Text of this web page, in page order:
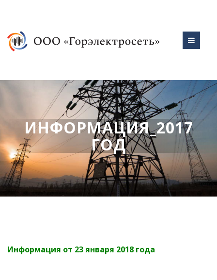
ИНФОРМАЦИЯ_2017
ГОД
Информация от 23 января 2018 года